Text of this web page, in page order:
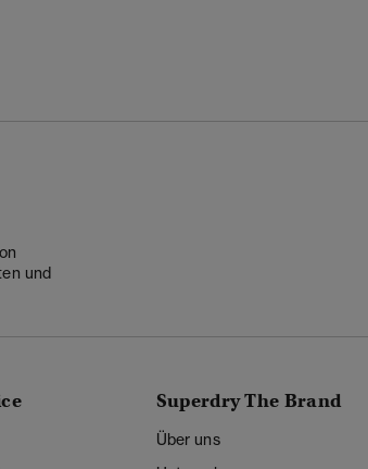
und
Superdry The Brand
Über uns